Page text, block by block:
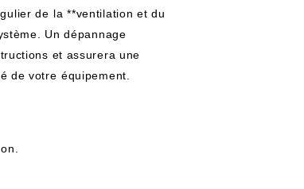
de ⁤la **ventilation et du
Un dépannage
et assurera une⁢
​de votre⁤ équipement.